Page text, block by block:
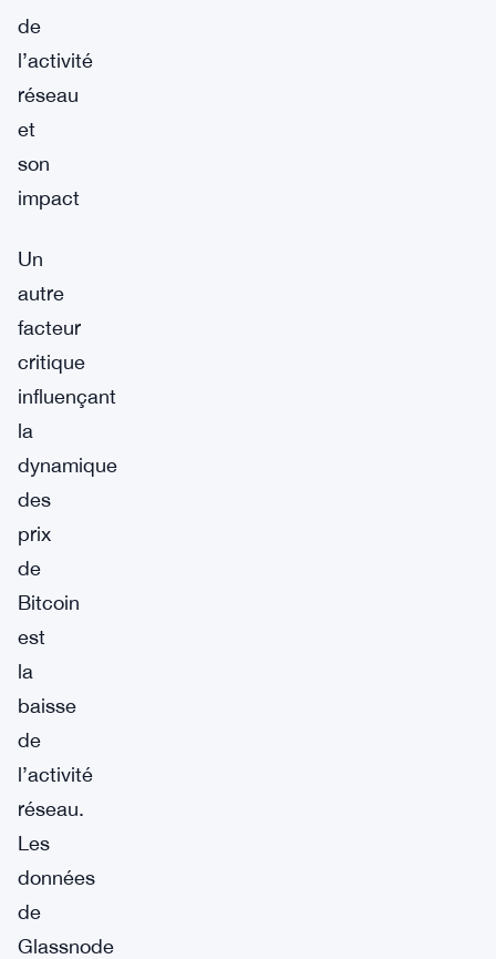
de
l’activité
réseau
et
son
impact
Un
autre
facteur
critique
influençant
la
dynamique
des
prix
de
Bitcoin
est
la
baisse
de
l’activité
réseau.
Les
données
de
Glassnode